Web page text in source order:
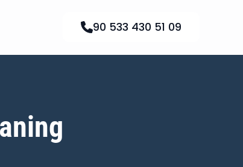
90 533 430 51 09